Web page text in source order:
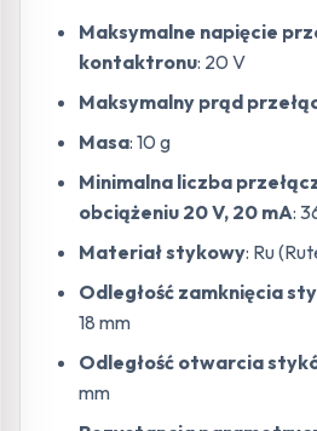
Maksymalne napięcie
kontaktronu: 20 V
Maksymalny prąd
Masa: 10 g
Minimalna liczba
obciążeniu 20 V, 20 mA:
Materiał stykowy: Ru
Odległość zamknięcia
18 mm
Odległość otwarcia
mm